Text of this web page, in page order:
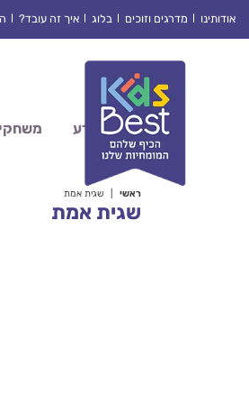
אודותינו מדרגים וזוכים בלוג איך זה עובד?
מדע
ראשי שגית אמת
שגית אמת